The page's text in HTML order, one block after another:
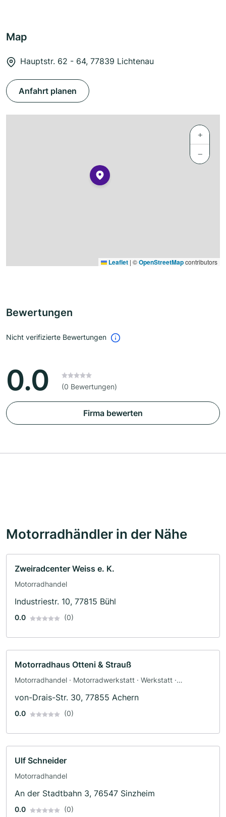
Map
Hauptstr. 62 - 64, 77839 Lichtenau
Anfahrt planen
+
−
Leaflet | ©OpenStreetMapcontributors
Bewertungen
Nicht verifizierte Bewertungen
0.0 (0 Bewertungen)
Firma bewerten
Motorradhändler in der Nähe
Zweiradcenter Weiss e. K.
Motorradhandel
Industriestr. 10, 77815 Bühl
0.0 (0)
Motorradhaus Otteni & Strauß
Motorradhandel · Motorradwerkstatt · Werkstatt ·
Bekleidungsgeschäft
von-Drais-Str. 30, 77855 Achern
0.0 (0)
Ulf Schneider
Motorradhandel
An der Stadtbahn 3, 76547 Sinzheim
0.0 (0)